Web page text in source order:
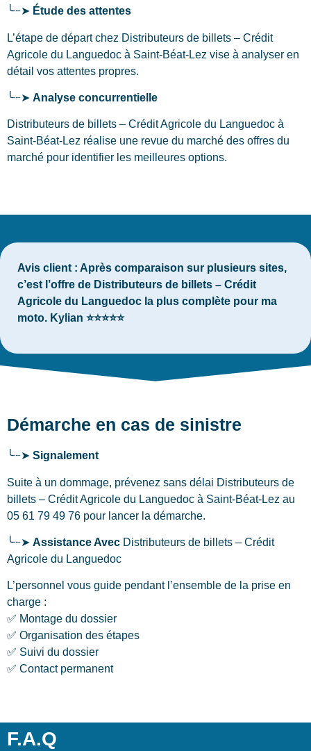
╰┈➤ Étude des attentes
L’étape de départ chez Distributeurs de billets – Crédit
Agricole du Languedoc à Saint-Béat-Lez vise à analyser en
détail vos attentes propres.
╰┈➤ Analyse concurrentielle
Distributeurs de billets – Crédit Agricole du Languedoc à
Saint-Béat-Lez réalise une revue du marché des offres du
marché pour identifier les meilleures options.
Avis client : Après comparaison sur plusieurs sites,
c’est l’offre de Distributeurs de billets – Crédit
Agricole du Languedoc la plus complète pour ma
moto. Kylian ⭐⭐⭐⭐⭐
Démarche en cas de sinistre
╰┈➤ Signalement
Suite à un dommage, prévenez sans délai Distributeurs de
billets – Crédit Agricole du Languedoc à Saint-Béat-Lez au
05 61 79 49 76 pour lancer la démarche.
╰┈➤ Assistance Avec Distributeurs de billets – Crédit
Agricole du Languedoc
L’personnel vous guide pendant l’ensemble de la prise en
charge :
✅ Montage du dossier
✅ Organisation des étapes
✅ Suivi du dossier
✅ Contact permanent
F.A.Q